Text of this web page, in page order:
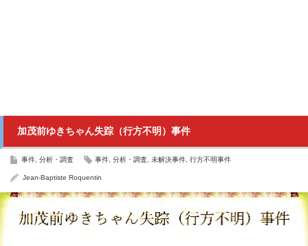
加茂前ゆきちゃん失踪（行方不明）事件
事件 分析・調査 事件 分析・調査 未解決事件 行方不明事件
Jean-Baptiste Roquentin